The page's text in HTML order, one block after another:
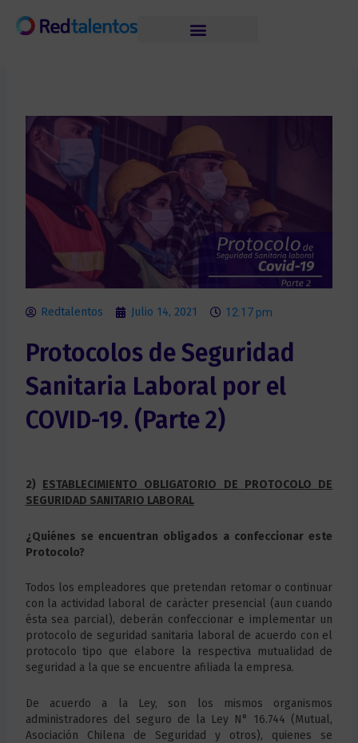
content
Redtalentos Julio 14, 2021 12:17 pm
Protocolos de Seguridad
Sanitaria Laboral por el
COVID-19. (Parte 2)
2) ESTABLECIMIENTO OBLIGATORIO DE PROTOCOLO DE
SEGURIDAD SANITARIO LABORAL
¿Quiénes se encuentran obligados a confeccionar este
Protocolo?
Todos los empleadores que pretendan retomar o continuar
con la actividad laboral de carácter presencial (aun cuando
ésta sea parcial), deberán confeccionar e implementar un
protocolo de seguridad sanitaria laboral de acuerdo con el
protocolo tipo que elabore la respectiva mutualidad de
seguridad a la que se encuentre afiliada la empresa.
De acuerdo a la Ley, son los mismos organismos
administradores del seguro de la Ley N° 16.744 (Mutual,
Asociación Chilena de Seguridad y otros), quienes se